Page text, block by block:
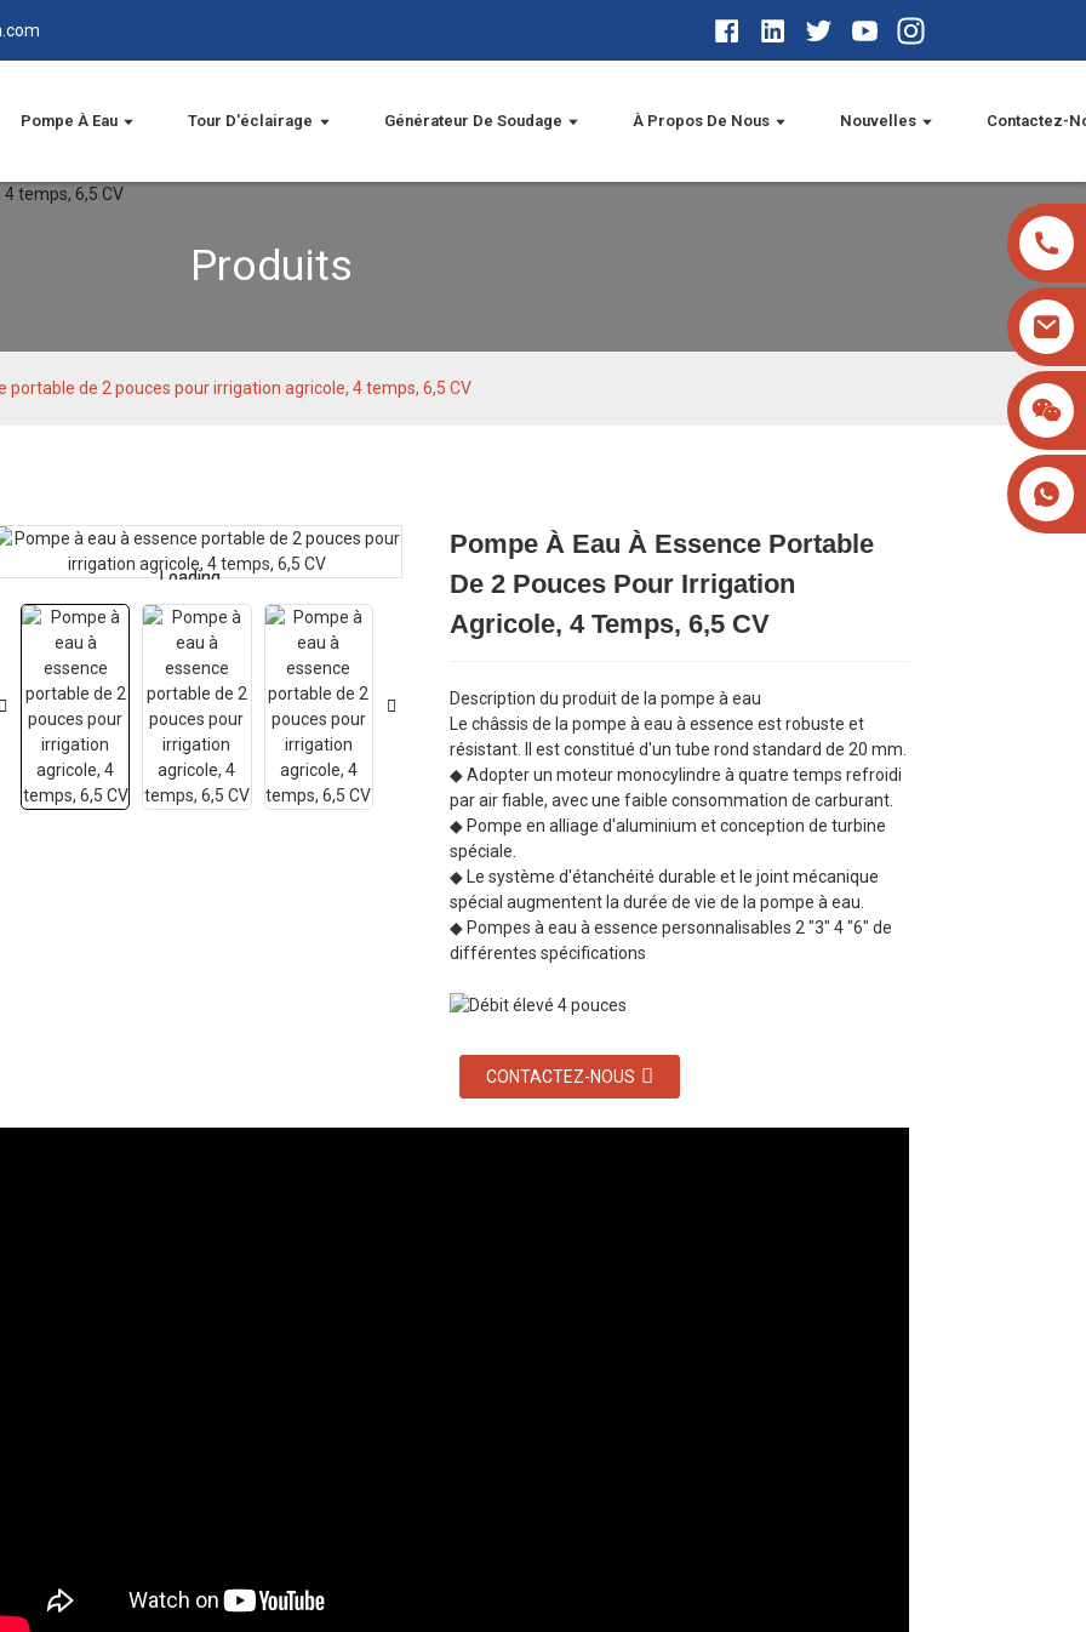
Pompe À Eau Tour D'éclairage Générateur De Soudage À Propos De Nous Nouvelles Contactez-
Produits
portable de 2 pouces pour irrigation agricole, 4 temps, 6,5 CV
Loading...
Loading... Loading...
Loading...
Pompe À Eau À Essence Portable
De 2 Pouces Pour Irrigation
Agricole, 4 Temps, 6,5 CV
Description du produit de la pompe à eau
Le châssis de la pompe à eau à essence est robuste et
résistant. Il est constitué d'un tube rond standard de 20 mm.
◆ Adopter un moteur monocylindre à quatre temps refroidi
par air fiable, avec une faible consommation de carburant.
◆ Pompe en alliage d'aluminium et conception de turbine
spéciale.
◆ Le système d'étanchéité durable et le joint mécanique
spécial augmentent la durée de vie de la pompe à eau.
◆ Pompes à eau à essence personnalisables 2 "3" 4 "6" de
différentes spécifications
CONTACTEZ-NOUS